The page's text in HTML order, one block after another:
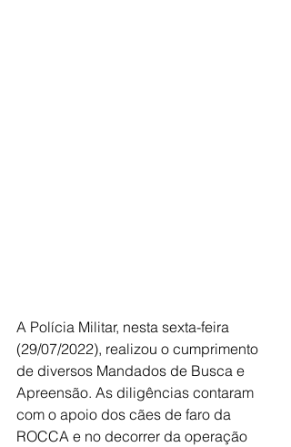
A Polícia Militar, nesta sexta-feira
(29/07/2022), realizou o cumprimento
de diversos Mandados de Busca e
Apreensão. As diligências contaram
com o apoio dos cães de faro da
ROCCA e no decorrer da operação